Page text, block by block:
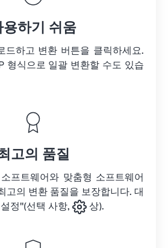
용하기 쉬움
드하고 변환 버튼을 클릭하세요.
형식으로 일괄 변환할 수도 있습
고의 품질
프트웨어와 맞춤형 소프트웨어
고의 변환 품질을 보장합니다. 대
정"(선택 사항,
상).